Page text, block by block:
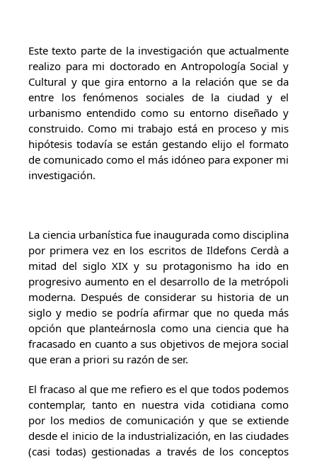
Este texto parte de la investigación que actualmente
realizo para mi doctorado en Antropología Social y
Cultural y que gira entorno a la relación que se da
entre los fenómenos sociales de la ciudad y el
urbanismo entendido como su entorno diseñado y
construido. Como mi trabajo está en proceso y mis
hipótesis todavía se están gestando elijo el formato
de comunicado como el más idóneo para exponer mi
investigación.
La ciencia urbanística fue inaugurada como disciplina
por primera vez en los escritos de Ildefons Cerdà a
mitad del siglo XIX y su protagonismo ha ido en
progresivo aumento en el desarrollo de la metrópoli
moderna. Después de considerar su historia de un
siglo y medio se podría afirmar que no queda más
opción que planteárnosla como una ciencia que ha
fracasado en cuanto a sus objetivos de mejora social
que eran a priori su razón de ser.
El fracaso al que me refiero es el que todos podemos
contemplar, tanto en nuestra vida cotidiana como
por los medios de comunicación y que se extiende
desde el inicio de la industrialización, en las ciudades
(casi todas) gestionadas a través de los conceptos